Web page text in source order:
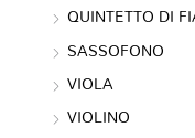
QUINTETTO DI
SASSOFONO
VIOLA
VIOLINO